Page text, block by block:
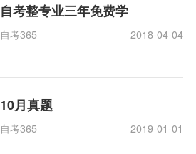
自考整专业三年免费学
自考365 2018-04-04
10月真题
自考365 2019-01-01